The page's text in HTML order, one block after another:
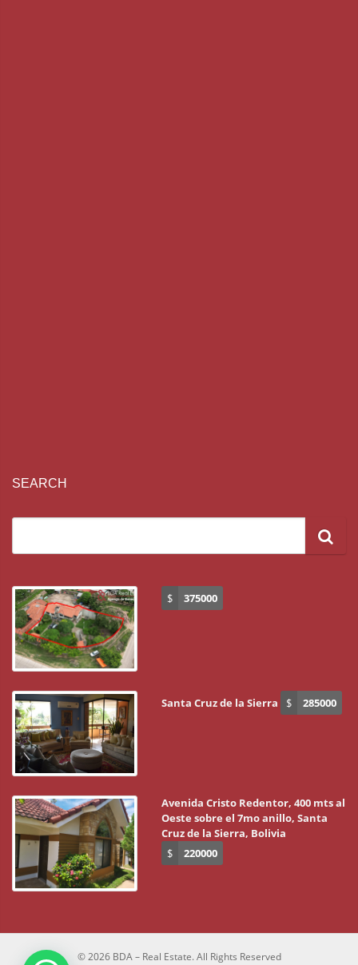
SEARCH
$ 375000
Santa Cruz de la Sierra $ 285000
Avenida Cristo Redentor, 400 mts al
Oeste sobre el 7mo anillo, Santa
Cruz de la Sierra, Bolivia
$
220000
© 2026 BDA – Real Estate. All Rights Reserved